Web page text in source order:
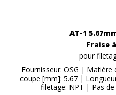
AT-1
Fraise
pour
Fournisseur: OSG |
coupe [mm]: 5.67 |
filetage: NPT | Pas